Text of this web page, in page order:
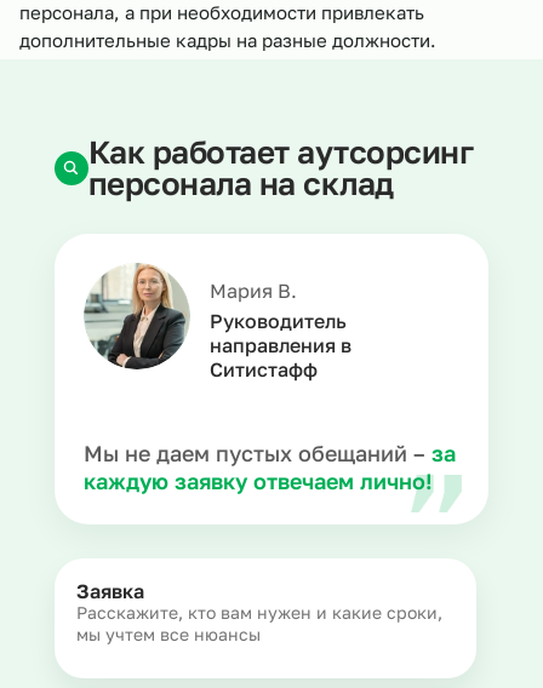
персонала, а при необходимости привлекать
дополнительные кадры на разные должности.
Мария В.
Руководитель
направления в
Ситистафф
Мы не даем пустых обещаний – за
каждую заявку отвечаем лично!
Как работает аутсорсинг
персонала на склад
Заявка
Расскажите, кто вам нужен и какие сроки,
мы учтем все нюансы